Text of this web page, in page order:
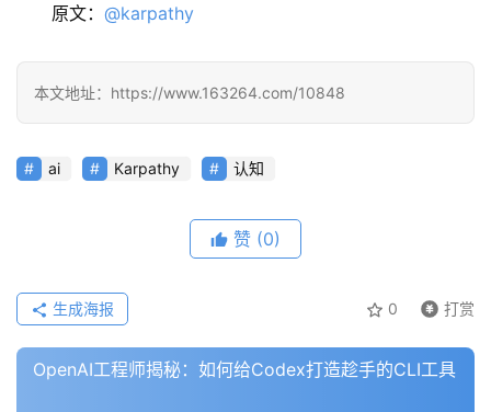
原文： @karpathy
本文地址：https://www.163264.com/10848
ai Karpathy 认知
赞 (0)
0 打赏
生成海报
OpenAI工程师揭秘：如何给Codex打造趁手的CLI工具